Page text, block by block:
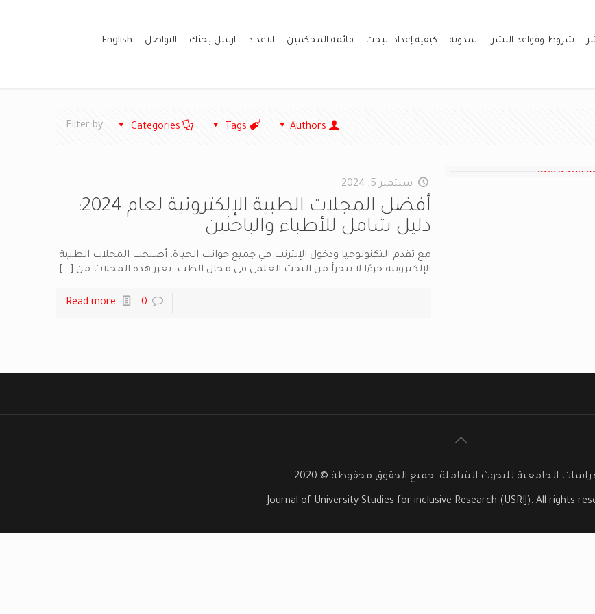
شروط وقواعد النشر المدونة كيفية إعداد البحث قائمة المحكمين الاعداد ارسل بحثك التواصل English
Filter by Categories Tags Authors
سبتمبر 5, 2024
أفضل المجلات الطبية الإلكترونية لعام 2024:
دليل شامل للأطباء والباحثين
مع تقدم التكنولوجيا ودخول الإنترنت في جميع جوانب الحياة، أصبحت المجلات الطبية
الإلكترونية جزءًا لا يتجزأ من البحث العلمي في مجال الطب. تعزز هذه المجلات من […]
0
Read more
الجامعية للبحوث الشاملة. جميع الحقوق محفوظة © 2020
Journal of University Studies for inclusive Research (USRIJ). All rights